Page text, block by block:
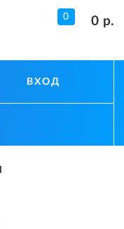
0 0 р.
ВХОД